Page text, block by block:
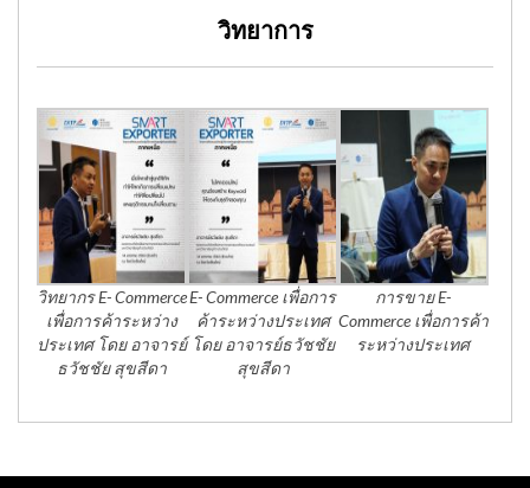
วิทยาการ
วิทยากร E- Commerce
เพื่อการค้าระหว่าง
ประเทศ โดย อาจารย์
ธวัชชัย สุขสีดา
E- Commerce เพื่อการ
ค้าระหว่างประเทศ
โดย อาจารย์ธวัชชัย
สุขสีดา
การขาย E-
Commerce เพื่อการค้า
ระหว่างประเทศ